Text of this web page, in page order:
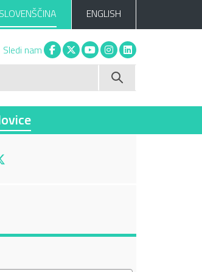
SLOVENŠČINA ENGLISH
Sledi nam Facebook
X You tubeInstagram
Linkedin